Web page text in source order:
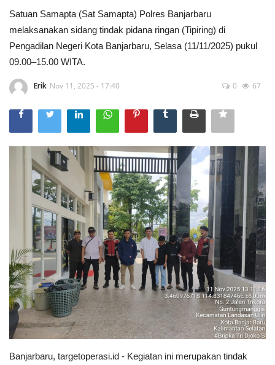
Satuan Samapta (Sat Samapta) Polres Banjarbaru
melaksanakan sidang tindak pidana ringan (Tipiring) di
Pengadilan Negeri Kota Banjarbaru, Selasa (11/11/2025) pukul
09.00–15.00 WITA.
Erik Nov 11, 2025 - 17:40 0 67
Banjarbaru, targetoperasi.id - Kegiatan ini merupakan tindak